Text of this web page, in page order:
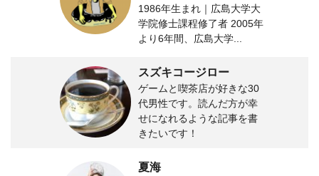
1986年生まれ｜広島大学大
学院修士課程修了者 2005年
より6年間、広島大学...
スズキコージロー
ゲームと喫茶店が好きな30
代男性です。読んだ方が幸
せになれるような記事を書
きたいです！
夏海